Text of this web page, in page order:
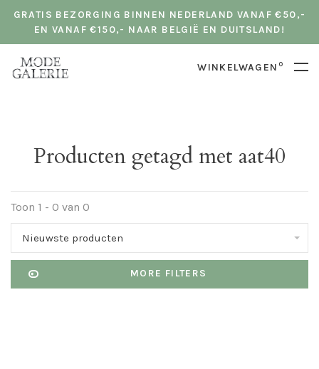
GRATIS BEZORGING BINNEN NEDERLAND VANAF €50,-
EN VANAF €150,- NAAR BELGIË EN DUITSLAND!
WINKELWAGEN 0
Producten getagd met aat40
Toon 1 - 0 van 0
Nieuwste producten
MORE FILTERS